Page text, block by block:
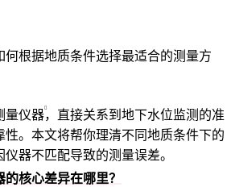
何根据地质条件选择最适合的测量方
量仪器，直接关系到地下水位监测的准
性。本文将帮你理清不同地质条件下的
器不匹配导致的测量误差。
核心差异在哪里？